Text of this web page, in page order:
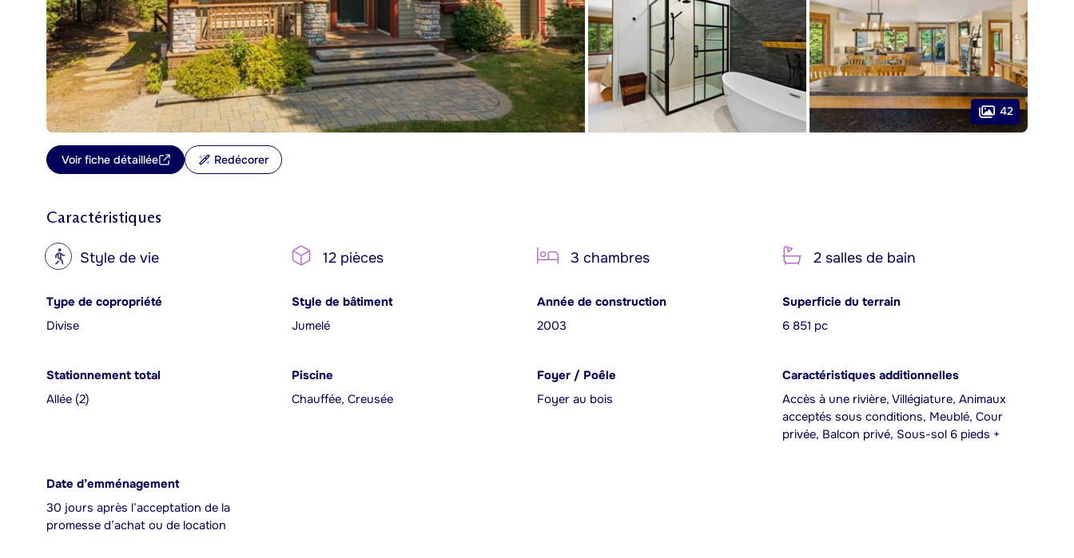
42
Voir fiche détaillée Redécorer
Caractéristiques
? Style de vie 12 pièces 3 chambres 2 salles de bain
Type de copropriété
Divise
Style de bâtiment
Jumelé
Année de construction
2003
Superficie du terrain
6 851 pc
Stationnement total
Allée (2)
Piscine
Chauffée, Creusée
Foyer / Poêle
Foyer au bois
Caractéristiques additionnelles
Accès à une rivière, Villégiature, Animaux
acceptés sous conditions, Meublé, Cour
privée, Balcon privé, Sous-sol 6 pieds +
Date d’emménagement
30 jours après l’acceptation de la
promesse d’achat ou de location